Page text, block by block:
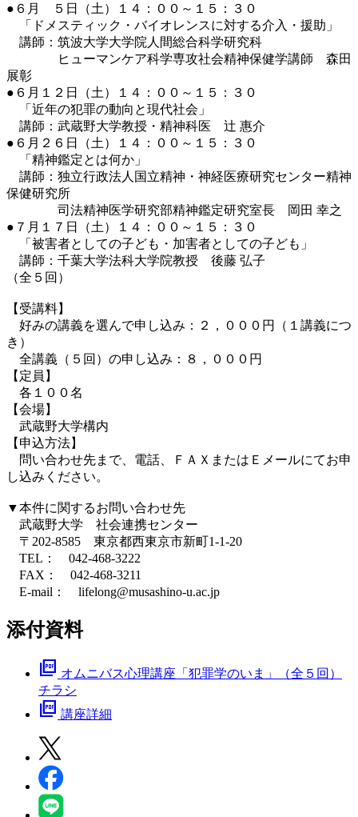
●６月 ５日（土）１４：００～１５：３０
「ドメスティック・バイオレンスに対する介入・援助」
講師：筑波大学大学院人間総合科学研究科
ヒューマンケア科学専攻社会精神保健学講師 森田
展彰
●６月１２日（土）１４：００～１５：３０
「近年の犯罪の動向と現代社会」
講師：武蔵野大学教授・精神科医 辻 惠介
●６月２６日（土）１４：００～１５：３０
「精神鑑定とは何か」
講師：独立行政法人国立精神・神経医療研究センター精神
保健研究所
司法精神医学研究部精神鑑定研究室長 岡田 幸之
●７月１７日（土）１４：００～１５：３０
「被害者としての子ども・加害者としての子ども」
講師：千葉大学法科大学院教授 後藤 弘子
（全５回）
【受講料】
好みの講義を選んで申し込み：２，０００円（１講義につ
き）
全講義（５回）の申し込み：８，０００円
【定員】
各１００名
【会場】
武蔵野大学構内
【申込方法】
問い合わせ先まで、電話、ＦＡＸまたはＥメールにてお申
し込みください。
▼本件に関するお問い合わせ先
武蔵野大学 社会連携センター
〒202‐8585 東京都西東京市新町1‐1‐20
TEL： 042‐468‐3222
FAX： 042‐468‐3211
E-mail： lifelong@musashino-u.ac.jp
添付資料
picture_as_pdf オムニバス心理講座「犯罪学のいま」（全５回）
チラシ
picture_as_pdf 講座詳細